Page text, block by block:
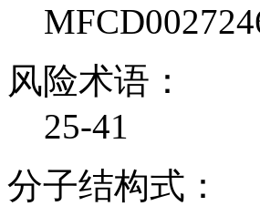
风险术语：
25-41
分子结构式：